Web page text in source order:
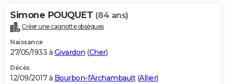
Simone POUQUET (84 ans)
Créer une cagnotte obsèques
Naissance
27/05/1933 à Givardon (Cher)
Décès
12/09/2017 à Bourbon-l'Archambault(Allier)